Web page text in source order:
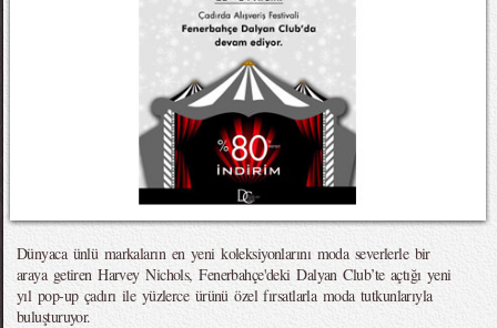
Dünyaca ünlü markaların en yeni koleksiyonlarını moda severlerle bir
araya getiren Harvey Nichols, Fenerbahçe'deki Dalyan Club’te açtığı yeni
yıl pop-up çadırı ile yüzlerce ürünü özel fırsatlarla moda tutkunlarıyla
buluşturuyor.